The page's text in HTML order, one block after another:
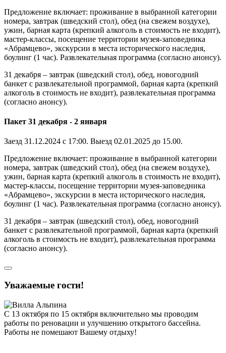
Предложение включает: проживание в выбранной категории
номера, завтрак (шведский стол), обед (на свежем воздухе),
ужин, барная карта (крепкий алкоголь в стоимость не входит),
мастер-классы, посещение территории музея-заповедника
«Абрамцево», экскурсии в места исторического наследия,
боулинг (1 час). Развлекательная программа (согласно анонсу).
31 декабря – завтрак (шведский стол), обед, новогодний
банкет с развлекательной программой, барная карта (крепкий
алкоголь в стоимость не входит), развлекательная программа
(согласно анонсу).
Пакет 31 декабря - 2 января
Заезд 31.12.2024 с 17:00. Выезд 02.01.2025 до 15.00.
Предложение включает: проживание в выбранной категории
номера, завтрак (шведский стол), обед (на свежем воздухе),
ужин, барная карта (крепкий алкоголь в стоимость не входит),
мастер-классы, посещение территории музея-заповедника
«Абрамцево», экскурсии в места исторического наследия,
боулинг (1 час). Развлекательная программа (согласно анонсу).
31 декабря – завтрак (шведский стол), обед, новогодний
банкет с развлекательной программой, барная карта (крепкий
алкоголь в стоимость не входит), развлекательная программа
(согласно анонсу).
Уважаемые гости!
С 13 октября по 15 октября включительно мы проводим
работы по реновации и улучшению открытого бассейна.
Работы не помешают Вашему отдыху!